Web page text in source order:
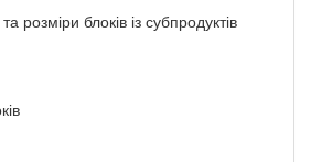
блоків із субпродуктів